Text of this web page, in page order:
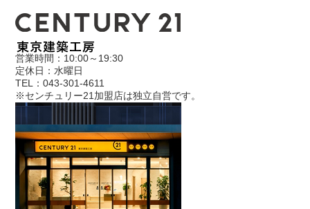
営業時間：10:00～19:30
定休日：水曜日
TEL：043-301-4611
※センチュリー21加盟店は独立自営です。